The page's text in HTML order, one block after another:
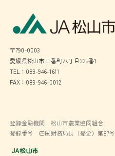
〒790-0003
愛媛県松山市三番町八丁目325番1
TEL：089-946-1611
FAX：089-946-0012
登録金融機関 松山市農業協同組合
登録番号 四国財務局長（登金）第87号
JA松山市